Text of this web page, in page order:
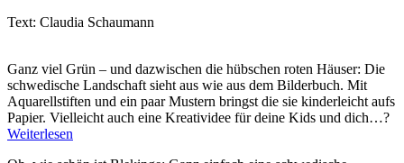
Text: Claudia Schaumann
Ganz viel Grün – und dazwischen die hübschen roten Häuser: Die
schwedische Landschaft sieht aus wie aus dem Bilderbuch. Mit
Aquarellstiften und ein paar Mustern bringst die sie kinderleicht aufs
Papier. Vielleicht auch eine Kreatividee für deine Kids und dich…?
Weiterlesen